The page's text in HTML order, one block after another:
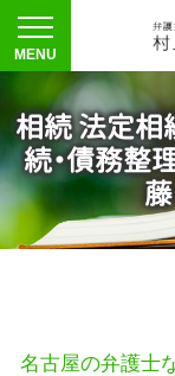
相続 法定相
続・債務整
名古屋の弁護士